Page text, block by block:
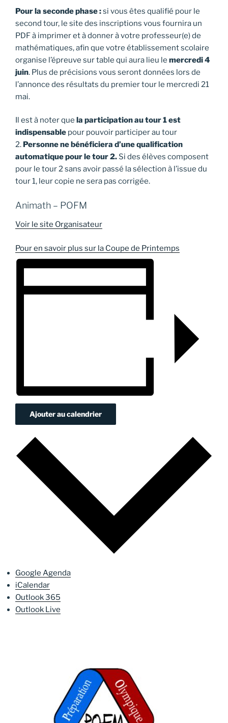
Pour la seconde phase :si vous êtes qualifié pour le
second tour, le site des inscriptions vous fournira un
PDF à imprimer et à donner à votre professeur(e) de
mathématiques, afin que votre établissement scolaire
organise l’épreuve sur table qui aura lieu le mercredi 4
juin. Plus de précisions vous seront données lors de
l’annonce des résultats du premier tour le mercredi 21
mai.
Il est à noter que la participation au tour 1 est
indispensable pour pouvoir participer au tour
2. Personne ne bénéficiera d’une qualification
automatique pour le tour 2. Si des élèves composent
pour le tour 2 sans avoir passé la sélection à l’issue du
tour 1, leur copie ne sera pas corrigée.
Animath – POFM
Voir le site Organisateur
Pour en savoir plus sur la Coupe de Printemps
Ajouter au calendrier
Google Agenda
iCalendar
Outlook 365
Outlook Live